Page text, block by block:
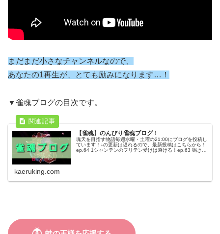
まだまだ小さなチャンネルなので、
あなたの1再生が、とても励みになります…！
▼雀魂ブログの目次です。
【雀魂】のんびり雀魂ブログ！
魂天を目指す物語毎週水曜・土曜の21:00にブログを投稿し
ています！↓の更新は遅れるので、最新投稿はこちらから！
ep.64 1シャンテンのフリテン受けは避ける！ep.63 鳴き手
kaeruking.com